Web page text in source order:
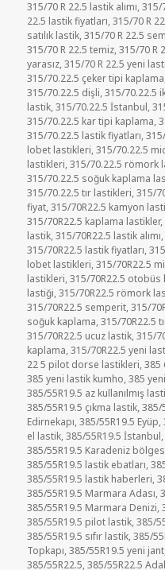
315/70 R 22.5 lastik alımı,315/
22.5 lastik fiyatları,315/70 R
satılık lastik,315/70 R 22.5
315/70 R 22.5 temiz,315/70 R
yarasız,315/70 R 22.5 yeni
315/70.22.5 çeker tipi kaplama
315/70.22.5 dişli,315/70.22.5
lastik,315/70.22.5 İstanbul,
315/70.22.5 kar tipi kaplama,
315/70.22.5 lastik fiyatları,
lobet lastikleri,315/70.22.5
lastikleri,315/70.22.5 römork
315/70.22.5 soğuk kaplama
315/70.22.5 tır lastikleri,315/
fiyat,315/70R22.5 kamyon
315/70R22.5 kaplama lastikler,
lastik,315/70R22.5 lastik alımı
315/70R22.5 lastik fiyatları,
lobet lastikleri,315/70R22.5
lastikleri,315/70R22.5 otobüs
lastiği,315/70R22.5 römork
315/70R22.5 semperit,315/
soğuk kaplama,315/70R22.5
315/70R22.5 ucuz lastik,315/
kaplama,315/70R22.5 yeni
22 5 pilot dorse lastikleri,385
385 yeni lastik kumho,385
385/55R19.5 az kullanılmış
385/55R19.5 çıkma lastik,385/
Edirnekapı,385/55R19.5 Eyüp,
el lastik,385/55R19.5 İstanbul
385/55R19.5 Karadeniz
385/55R19.5 lastik ebatları,
385/55R19.5 lastik haberleri,
385/55R19.5 Marmara Adası,
385/55R19.5 Marmara Denizi,
385/55R19.5 pilot lastik,385/
385/55R19.5 sıfır lastik,385/
Topkapı,385/55R19.5 yeni jant
385/55R22.5,385/55R22.5